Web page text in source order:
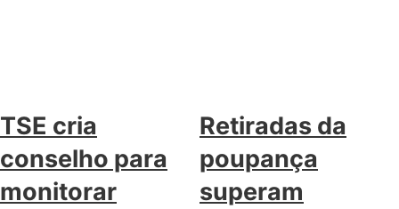
TSE cria
conselho para
monitorar
Retiradas da
poupança
superam